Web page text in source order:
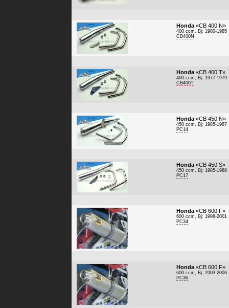
Honda «CB 400 N»
400 ccm, Bj: 1980-1985
CB400N
Honda «CB 400 T»
400 ccm, Bj: 1977-1979
CB400T
Honda «CB 450 N»
450 ccm, Bj: 1985-1987
PC14
Honda «CB 450 S»
450 ccm, Bj: 1985-1988
PC17
Honda «CB 600 F»
600 ccm, Bj: 1998-2001
PC34
Honda «CB 600 F»
600 ccm, Bj: 2003-2006
PC36